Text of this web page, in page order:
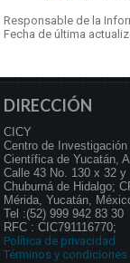
Responsable de la
Fecha de última
DIRECCIÓN
CICY
Centro de Investigación
Científica de Yucatán,
Calle 43 No. 130 x 32 y
Chuburná de Hidalgo;
Mérida, Yucatán,
Tel :(52) 999 942 83 30
RFC : CIC791116770;
Política de privacidad
Términos y condiciones